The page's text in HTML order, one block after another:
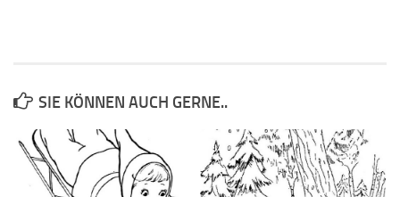
SIE KÖNNEN AUCH GERNE..